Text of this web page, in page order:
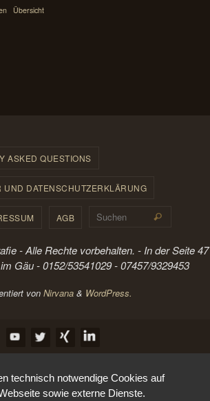
Übersicht
ASKED QUESTIONS
UND DATENSCHUTZERKLÄRUNG
AGB Suchen
- Alle Rechte vorbehalten. - In der Seite 47
Gäu - 0152/53541029 - 07457/9329453
von Nirvana& WordPress.
technisch notwendige Cookies auf
sowie externe Dienste.